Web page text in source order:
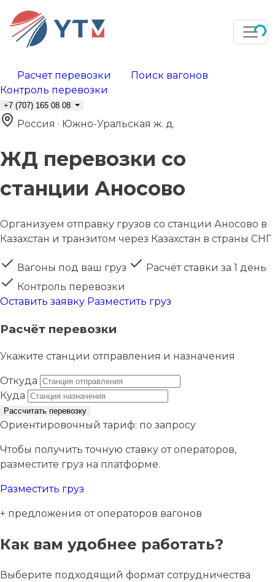
Расчет перевозки
Поиск вагонов
Контроль перевозки
+7 (707) 165 08 08
Россия · Южно-Уральская ж. д.
ЖД перевозки со
станции Аносово
Организуем отправку грузов со станции Аносово в
Казахстан и транзитом через Казахстан в страны СНГ
Вагоны под ваш груз
Расчёт ставки за 1 день
Контроль перевозки
Оставить заявку Разместить груз
Расчёт перевозки
Укажите станции отправления и назначения
Откуда
Куда
Рассчитать перевозку
Ориентировочный тариф: по запросу
Чтобы получить точную ставку от операторов,
разместите груз на платформе.
Разместить груз
+ предложения от операторов вагонов
Как вам удобнее работать?
Выберите подходящий формат сотрудничества